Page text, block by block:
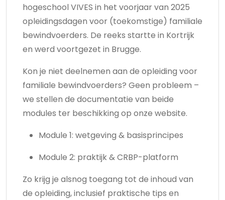
hogeschool VIVES in het voorjaar van 2025
opleidingsdagen voor (toekomstige) familiale
bewindvoerders. De reeks startte in Kortrijk
en werd voortgezet in Brugge.
Kon je niet deelnemen aan de opleiding voor
familiale bewindvoerders? Geen probleem –
we stellen de documentatie van beide
modules ter beschikking op onze website.
Module 1: wetgeving & basisprincipes
Module 2: praktijk & CRBP-platform
Zo krijg je alsnog toegang tot de inhoud van
de opleiding, inclusief praktische tips en